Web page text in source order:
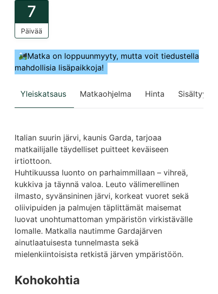
7
Päivää
Matka on loppuunmyyty, mutta voit tiedustella
mahdollisia lisäpaikkoja!
Yleiskatsaus Matkaohjelma Hinta Sisältyy
Italian suurin järvi, kaunis Garda, tarjoaa
matkailijalle täydelliset puitteet keväiseen
irtiottoon.
Huhtikuussa luonto on parhaimmillaan – vihreä,
kukkiva ja täynnä valoa. Leuto välimerellinen
ilmasto, syvänsininen järvi, korkeat vuoret sekä
oliivipuiden ja palmujen täplittämät maisemat
luovat unohtumattoman ympäristön virkistävälle
lomalle. Matkalla nautimme Gardajärven
ainutlaatuisesta tunnelmasta sekä
mielenkiintoisista retkistä järven ympäristöön.
Kohokohtia